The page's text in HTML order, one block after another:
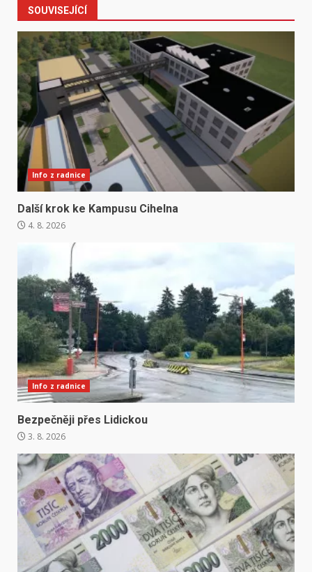
SOUVISEJÍCÍ
Info z radnice
Další krok ke Kampusu Cihelna
4. 8. 2026
Info z radnice
Bezpečněji přes Lidickou
3. 8. 2026